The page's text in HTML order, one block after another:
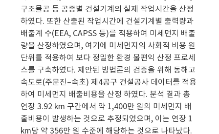
구조물공 등 공종별 건설기계의 실제 작업시간을 산정
하였다. 또한 산출된 작업시간에 건설기계별 출력량과
배출계 수(EEA, CAPSS 등)를 적용하여 미세먼지 배출
량을 산정하였으며, 여기에 미세먼지의 사회적 비용 원
단위를 적용하여 보다 정밀한 환경 불편익 산정 프로세
스를 구축하였다. 제안된 방법론의 검증을 위해 동해고
속도로(주문진–속초) 제4공구 건설공사 데이터를 적용
하여 미세먼지 배출비용을 산정 하였다. 분석 결과 총
연장 3.92 km 구간에서 약 1,400만 원의 미세먼지 배
출비용이 발생하는 것으로 추정되었으며, 이는 연장 1
km당 약 356만 원 수준에 해당하는 것으로 나타났다.